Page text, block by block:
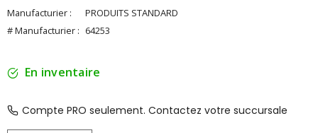
Manufacturier :
PRODUITS STANDARD
# Manufacturier : 64253
En inventaire
Compte PRO seulement. Contactez votre succursale